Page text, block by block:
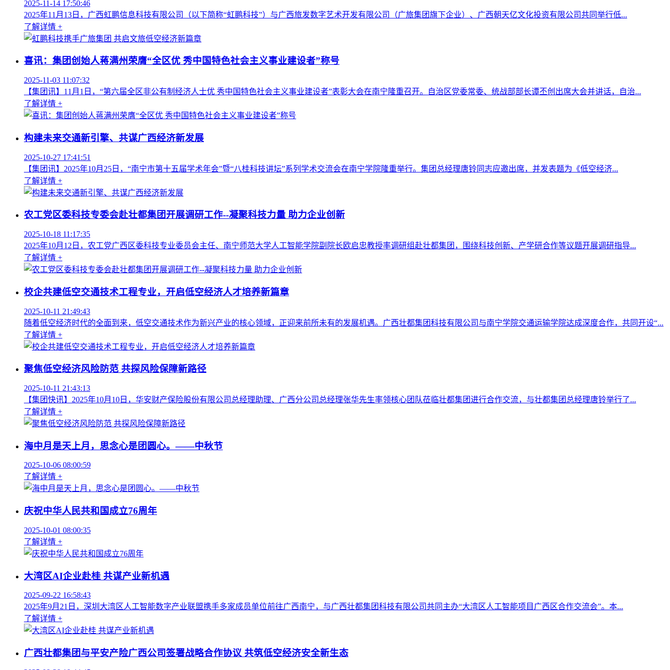
2025-11-14 17:50:46
2025年11月13日，广西虹鹏信息科技有限公司（以下简称“虹鹏科技”）与广西旅发数字艺术开发有限公司（广旅集团旗下企业）、广西朝天亿文化投资有限公司共同举行低...
了解详情 +
喜讯：集团创始人蒋满州荣膺“全区优 秀中国特色社会主义事业建设者”称号
2025-11-03 11:07:32
【集团讯】11月1日，“第六届全区非公有制经济人士优 秀中国特色社会主义事业建设者”表彰大会在南宁隆重召开。自治区党委常委、统战部部长谭丕创出席大会并讲话，自治...
了解详情 +
构建未来交通新引擎、共谋广西经济新发展
2025-10-27 17:41:51
【集团讯】2025年10月25日，“南宁市第十五届学术年会”暨“八桂科技讲坛”系列学术交流会在南宁学院隆重举行。集团总经理唐铃同志应邀出席，并发表题为《低空经济...
了解详情 +
农工党区委科技专委会赴壮都集团开展调研工作--凝聚科技力量 助力企业创新
2025-10-18 11:17:35
2025年10月12日，农工党广西区委科技专业委员会主任、南宁师范大学人工智能学院副院长欧启忠教授率调研组赴壮都集团，围绕科技创新、产学研合作等议题开展调研指导...
了解详情 +
校企共建低空交通技术工程专业，开启低空经济人才培养新篇章
2025-10-11 21:49:43
随着低空经济时代的全面到来，低空交通技术作为新兴产业的核心领域，正迎来前所未有的发展机遇。广西壮都集团科技有限公司与南宁学院交通运输学院达成深度合作，共同开设“...
了解详情 +
聚焦低空经济风险防范 共探风险保障新路径
2025-10-11 21:43:13
【集团快讯】2025年10月10日，华安财产保险股份有限公司总经理助理、广西分公司总经理张华先生率领核心团队莅临壮都集团进行合作交流，与壮都集团总经理唐铃举行了...
了解详情 +
海中月是天上月，思念心是团圆心。——中秋节
2025-10-06 08:00:59
了解详情 +
庆祝中华人民共和国成立76周年
2025-10-01 08:00:35
了解详情 +
大湾区AI企业赴桂 共谋产业新机遇
2025-09-22 16:58:43
2025年9月21日，深圳大湾区人工智能数字产业联盟携手多家成员单位前往广西南宁，与广西壮都集团科技有限公司共同主办“大湾区人工智能项目广西区合作交流会”。本...
了解详情 +
广西壮都集团与平安产险广西公司签署战略合作协议 共筑低空经济安全新生态